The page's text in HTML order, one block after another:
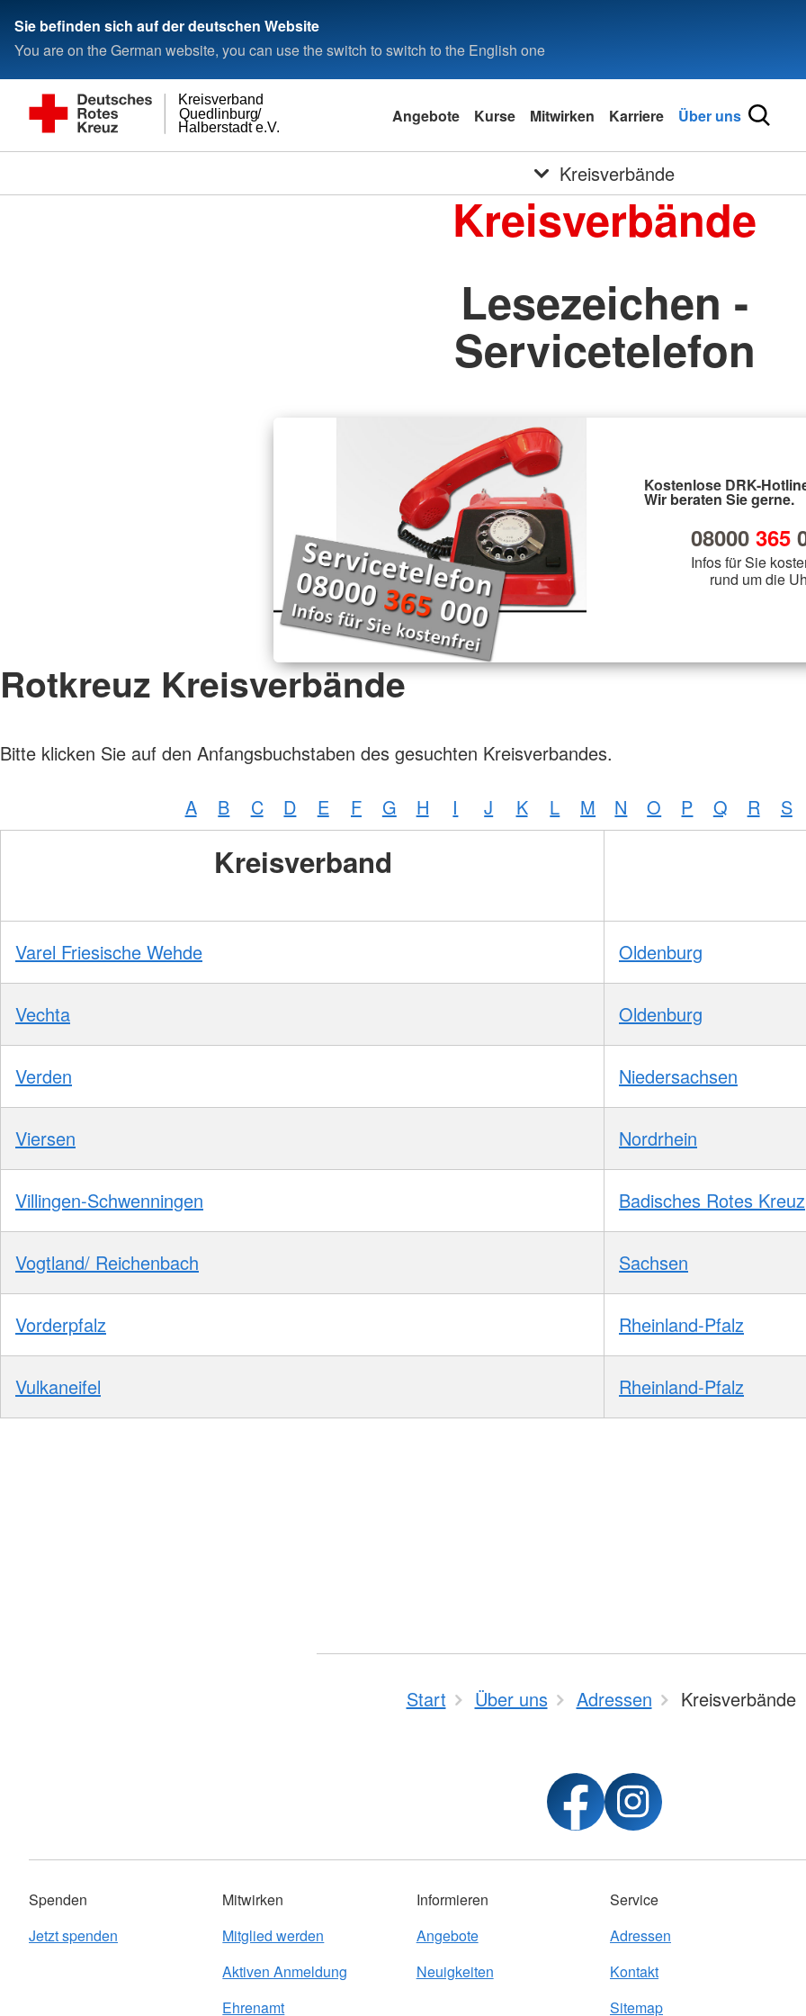
Sie befinden sich auf der deutschen Website
You are on the German website, you can use the switch to switch to the English one
Halberstadt e.V.
Quedlinburg/
Kreisverband
Angebote Kurse Mitwirken Karriere Über uns
Kreisverbände
Kreisverbände
Lesezeichen -
Servicetelefon
Kostenlose DRK-
Wir beraten Sie gerne.
08000 365
Infos für Sie
rund um die
Rotkreuz Kreisverbände
Bitte klicken Sie auf den Anfangsbuchstaben des gesuchten Kreisverbandes.
A B C D E F G H I J K L M N O P Q R S
Kreisverband
Varel Friesische Wehde Oldenburg
Vechta Oldenburg
Verden Niedersachsen
Viersen Nordrhein
Villingen-Schwenningen Badisches Rotes Kreuz
Vogtland/ Reichenbach Sachsen
Vorderpfalz Rheinland-Pfalz
Vulkaneifel Rheinland-Pfalz
Start Über uns Adressen Kreisverbände
Spenden
Jetzt spenden
Mitwirken
Mitglied werden
Aktiven Anmeldung
Ehrenamt
Informieren
Angebote
Neuigkeiten
Service
Adressen
Kontakt
Sitemap